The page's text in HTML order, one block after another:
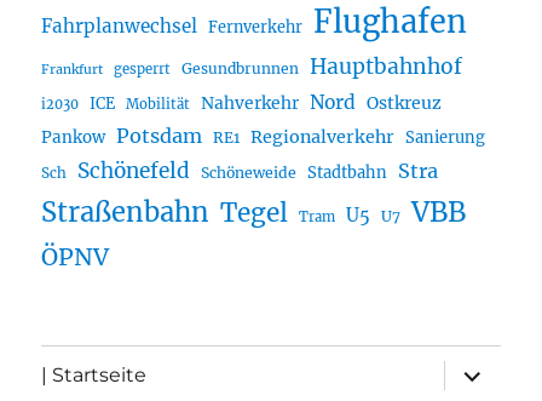
Fahrplanwechsel Fernverkehr Flughafen
Frankfurt gesperrt Gesundbrunnen Hauptbahnhof
i2030 ICE Mobilität Nahverkehr Nord Ostkreuz
Pankow Potsdam RE1 Regionalverkehr Sanierung
Sch Schönefeld Schöneweide Stadtbahn Stra
Straßenbahn Tegel Tram U5 U7 VBB
ÖPNV
| Startseite
öffnen